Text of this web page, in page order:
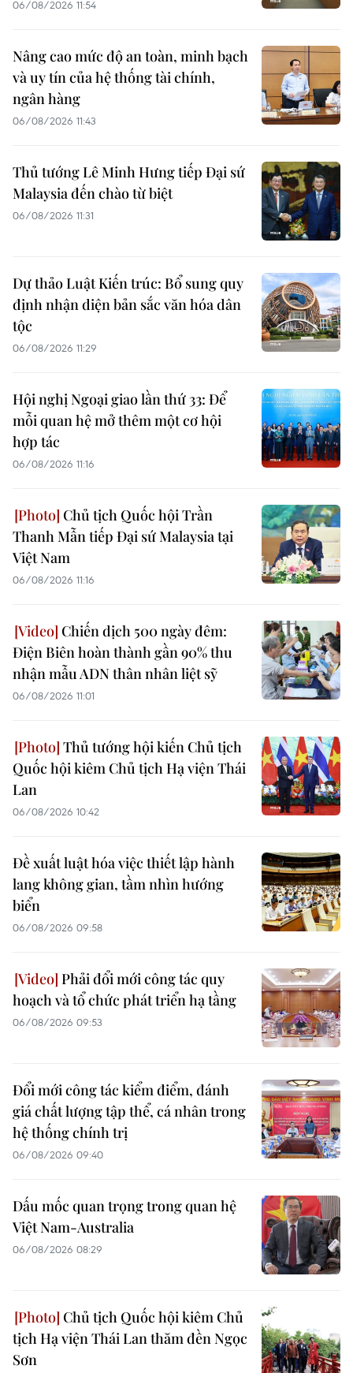
06/08/2026 11:54
Nâng cao mức độ an toàn, minh bạch
và uy tín của hệ thống tài chính,
ngân hàng
06/08/2026 11:43
Thủ tướng Lê Minh Hưng tiếp Đại sứ
Malaysia đến chào từ biệt
06/08/2026 11:31
Dự thảo Luật Kiến trúc: Bổ sung quy
định nhận diện bản sắc văn hóa dân
tộc
06/08/2026 11:29
Hội nghị Ngoại giao lần thứ 33: Để
mỗi quan hệ mở thêm một cơ hội
hợp tác
06/08/2026 11:16
Chủ tịch Quốc hội Trần
Thanh Mẫn tiếp Đại sứ Malaysia tại
Việt Nam
06/08/2026 11:16
Chiến dịch 500 ngày đêm:
Điện Biên hoàn thành gần 90% thu
nhận mẫu ADN thân nhân liệt sỹ
06/08/2026 11:01
Thủ tướng hội kiến Chủ tịch
Quốc hội kiêm Chủ tịch Hạ viện Thái
Lan
06/08/2026 10:42
Đề xuất luật hóa việc thiết lập hành
lang không gian, tầm nhìn hướng
biển
06/08/2026 09:58
Phải đổi mới công tác quy
hoạch và tổ chức phát triển hạ tầng
06/08/2026 09:53
Đổi mới công tác kiểm điểm, đánh
giá chất lượng tập thể, cá nhân trong
hệ thống chính trị
06/08/2026 09:40
Dấu mốc quan trọng trong quan hệ
Việt Nam-Australia
06/08/2026 08:29
Chủ tịch Quốc hội kiêm Chủ
tịch Hạ viện Thái Lan thăm đền Ngọc
Sơn